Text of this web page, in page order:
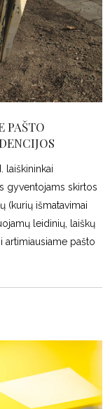
PAŠTO
laiškininkai
gyventojams skirtos
(kurių išmatavimai
leidinių, laiškų
artimiausiame pašto